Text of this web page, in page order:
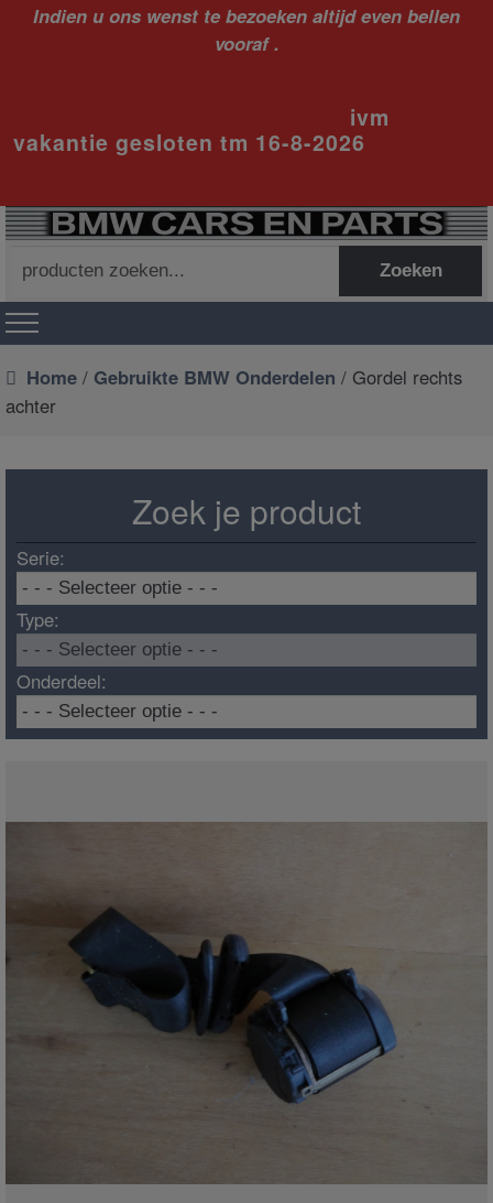
Indien u ons wenst te bezoeken altijd even bellen
vooraf .
ivm
vakantie gesloten tm 16-8-2026
naar:
Zoeken
Home / Gebruikte BMW Onderdelen / Gordel rechts
achter
Zoek je product
Serie:
Type:
Onderdeel: